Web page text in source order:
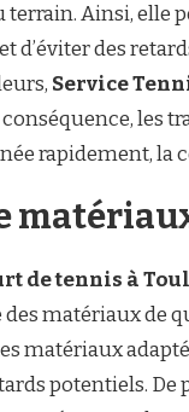
Ainsi, elle
des
Service
les
rapidement, la
de tennis à
matériaux de
matériaux
potentiels. De